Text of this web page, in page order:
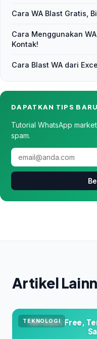
Cara WA Blast Gratis,
Cara Menggunakan
Kontak!
Cara Blast WA dari
DAPATKAN TIPS BARU
Tutorial WhatsApp
spam.
Artikel
TEKNOLOGI
WA Blast Free,